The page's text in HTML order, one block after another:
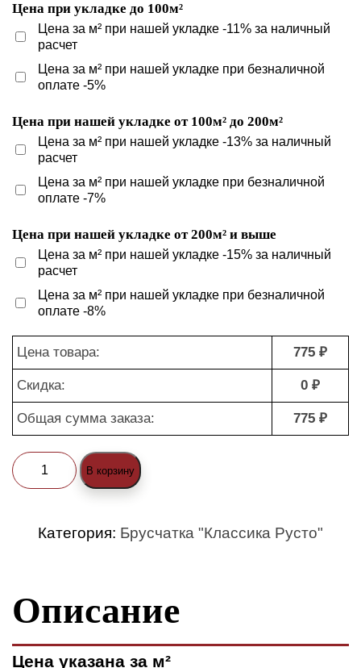
Цена при укладке до 100м²
Цена за м² при нашей укладке -11% за наличный
расчет
Цена за м² при нашей укладке при безналичной
оплате -5%
Цена при нашей укладке от 100м² до 200м²
Цена за м² при нашей укладке -13% за наличный
расчет
Цена за м² при нашей укладке при безналичной
оплате -7%
Цена при нашей укладке от 200м² и выше
Цена за м² при нашей укладке -15% за наличный
расчет
Цена за м² при нашей укладке при безналичной
оплате -8%
Цена товара: 775 ₽
Скидка: 0 ₽
Общая сумма заказа: 775 ₽
Количество
товара
1-
(nature)"
В корзину
Категория: Брусчатка "Классика Русто"
Описание
Цена указана за м²